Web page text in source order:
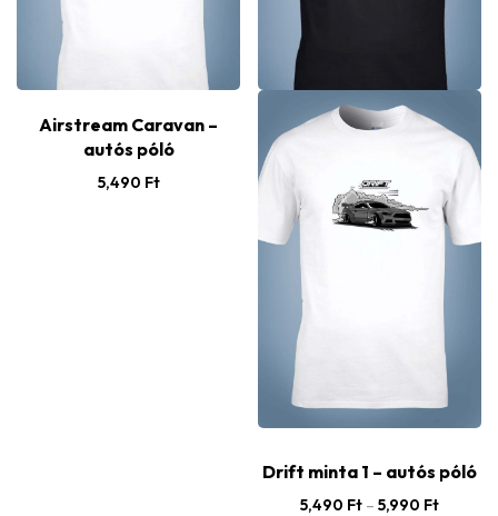
Airstream Caravan –
autós póló
5,490 Ft
Drift minta 1 – autós póló
5,490 Ft – 5,990 Ft